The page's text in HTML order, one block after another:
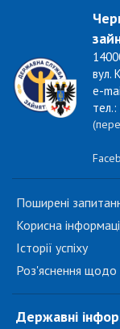
вул.
e-
Поширені
Корисна
Історії успіху
Роз'яснення щодо
Державні